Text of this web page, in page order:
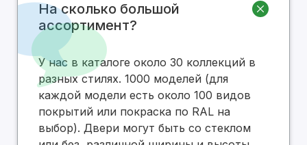
На сколько большой
ассортимент?
У нас в каталоге около 30 коллекций в
разных стилях. 1000 моделей (для
каждой модели есть около 100 видов
покрытий или покраска по RAL на
выбор). Двери могут быть со стеклом